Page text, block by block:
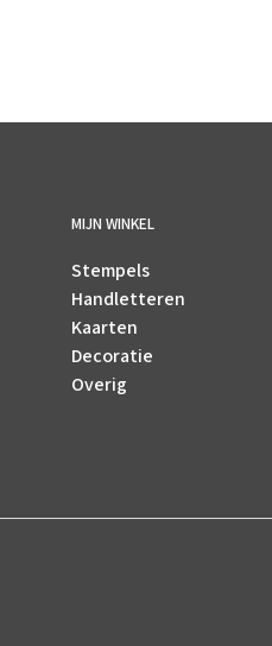
MIJN WINKEL
Stempels
Handletteren
Kaarten
Decoratie
Overig